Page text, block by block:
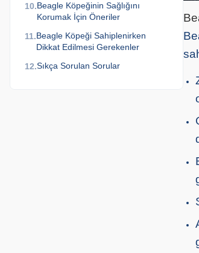
10.Beagle Köpeğinin Sağlığını
Korumak İçin Öneriler
11.Beagle Köpeği Sahiplenirken
Dikkat Edilmesi Gerekenler
12.Sıkça Sorulan Sorular